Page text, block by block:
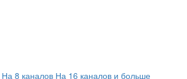
На 8 каналов На 16 каналов и больше